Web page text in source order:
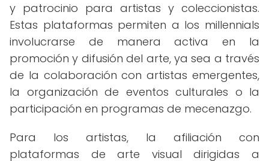
y patrocinio para artistas y coleccionistas.
Estas plataformas permiten a los millennials
involucrarse de manera activa en la
promoción y difusión del arte, ya sea a través
de la colaboración con artistas emergentes,
la organización de eventos culturales o la
participación en programas de mecenazgo.
Para los artistas, la afiliación con
plataformas de arte visual dirigidas a